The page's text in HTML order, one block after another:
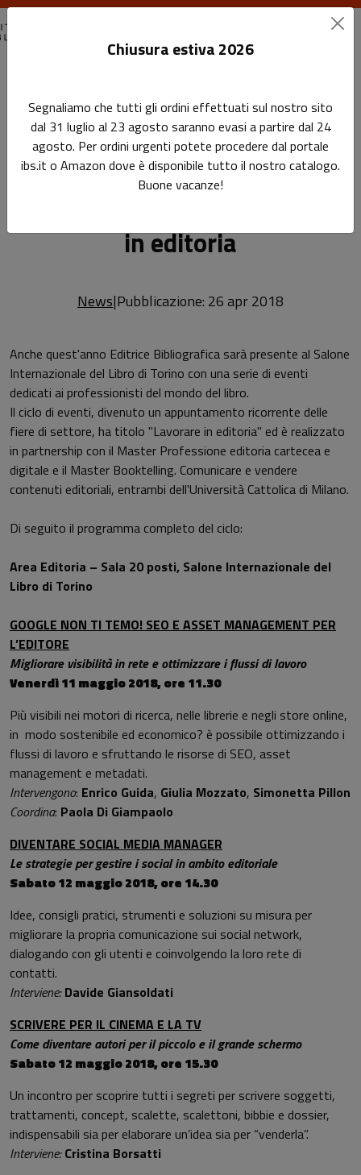
Salone del Libro di Torino: tutti gli eventi per lavorare in
editoria
Salone del Libro di Torino:
in editoria
Sottotitolo non presente: Salone del
News|Pubblicazione: 26 apr 2018
Anche quest'anno Editrice Bibliografica sarà presente al Salone
Internazionale del Libro di Torino con una serie di eventi
dedicati ai professionisti del mondo del libro.
Il ciclo di eventi, divenuto un appuntamento ricorrente delle
fiere di settore, ha titolo "Lavorare in editoria" ed è realizzato
in partnership con il Master Professione editoria cartecea e
digitale e il Master Booktelling. Comunicare e vendere
contenuti editoriali, entrambi dell'Università Cattolica di Milano.
Di seguito il programma completo del ciclo:
Area Editoria – Sala 20 posti, Salone Internazionale del
Libro di Torino
GOOGLE NON TI TEMO! SEO E ASSET MANAGEMENT PER
L’EDITORE
Migliorare visibilità in rete e ottimizzare i flussi di lavoro
Venerdì 11 maggio 2018, ore 11.30
Più visibili nei motori di ricerca, nelle librerie e negli store online,
in modo sostenibile ed economico? è possibile ottimizzando i
flussi di lavoro e sfruttando le risorse di SEO, asset
management e metadati.
Intervengono: Enrico Guida, Giulia Mozzato, Simonetta Pillon
Coordina: Paola Di Giampaolo
DIVENTARE SOCIAL MEDIA MANAGER
Le strategie per gestire i social in ambito editoriale
Sabato 12 maggio 2018, ore 14.30
Idee, consigli pratici, strumenti e soluzioni su misura per
migliorare la propria comunicazione sui social network,
dialogando con gli utenti e coinvolgendo la loro rete di
contatti.
Interviene: Davide Giansoldati
SCRIVERE PER IL CINEMA E LA TV
Come diventare autori per il piccolo e il grande schermo
Sabato 12 maggio 2018, ore 15.30
Un incontro per scoprire tutti i segreti per scrivere soggetti,
trattamenti, concept, scalette, scalettoni, bibbie e dossier,
indispensabili sia per elaborare un’idea sia per “venderla”.
Interviene: Cristina Borsatti
Chiusura estiva 2026
Segnaliamo che tutti gli ordini effettuati sul nostro sito
dal 31 luglio al 23 agosto saranno evasi a partire dal 24
agosto. Per ordini urgenti potete procedere dal portale
ibs.it o Amazon dove è disponibile tutto il nostro catalogo.
Buone vacanze!